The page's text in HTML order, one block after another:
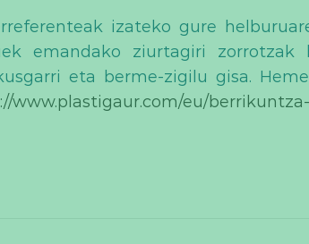
izateko gure
emandako ziurtagiri zorrotzak
eta berme-zigilu gisa.
www.plastigaur.com/eu/